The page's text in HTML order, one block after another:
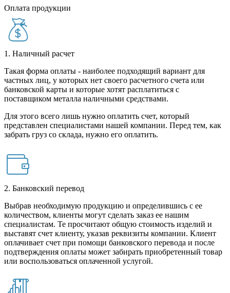
Оплата продукции
1. Наличный расчет
Такая форма оплаты - наиболее подходящий вариант для
частных лиц, у которых нет своего расчетного счета или
банковской карты и которые хотят расплатиться с
поставщиком металла наличными средствами.
Для этого всего лишь нужно оплатить счет, который
представлен специалистами нашей компании. Перед тем, как
забрать груз со склада, нужно его оплатить.
2. Банковский перевод
Выбрав необходимую продукцию и определившись с ее
количеством, клиенты могут сделать заказ ее нашим
специалистам. Те просчитают общую стоимость изделий и
выставят счет клиенту, указав реквизиты компании. Клиент
оплачивает счет при помощи банковского перевода и после
подтверждения оплаты может забирать приобретенный товар
или воспользоваться оплаченной услугой.